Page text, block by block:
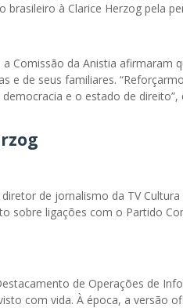
brasileiro à Clarice Herzog pela
Comissão da Anistia afirmaram
e de seus familiares.
e o estado de direito”,
de jornalismo da TV
sobre ligações com o Partido
de Operações de
com vida. À época, a versão